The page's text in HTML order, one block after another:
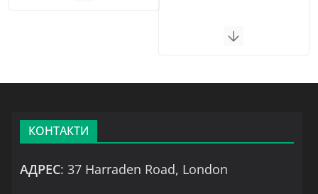
КОНТАКТИ
АДРЕС: 37 Harraden Road, London